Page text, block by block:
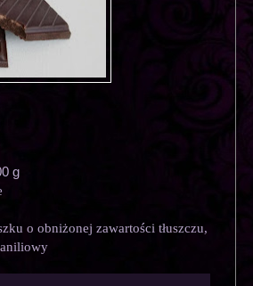
g
o obniżonej zawartości tłuszczu,